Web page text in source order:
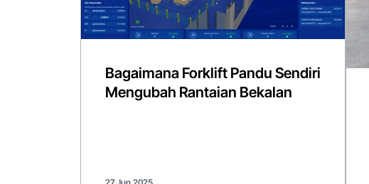
Bagaimana Forklift Pandu Sendiri
Mengubah Rantaian Bekalan